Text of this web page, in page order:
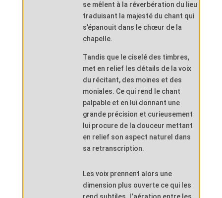
se mêlent à la réverbération du lieu
traduisant la majesté du chant qui
s’épanouit dans le chœur de la
chapelle.
Tandis que le ciselé des timbres,
met en relief les détails de la voix
du récitant, des moines et des
moniales. Ce qui rend le chant
palpable et en lui donnant une
grande précision et curieusement
lui procure de la douceur mettant
en relief son aspect naturel dans
sa retranscription.
Les voix prennent alors une
dimension plus ouverte ce qui les